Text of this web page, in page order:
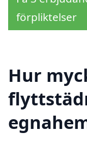
förpliktelser
Hur